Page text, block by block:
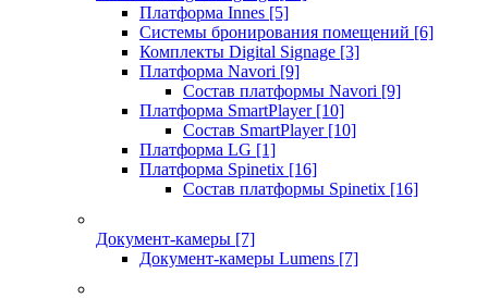
Платформа Innes [5]
Системы бронирования помещений [6]
Комплекты Digital Signage [3]
Платформа Navori [9]
Состав платформы Navori [9]
Платформа SmartPlayer [10]
Состав SmartPlayer [10]
Платформа LG [1]
Платформа Spinetix [16]
Состав платформы Spinetix [16]
Документ-камеры [7]
Документ-камеры Lumens [7]